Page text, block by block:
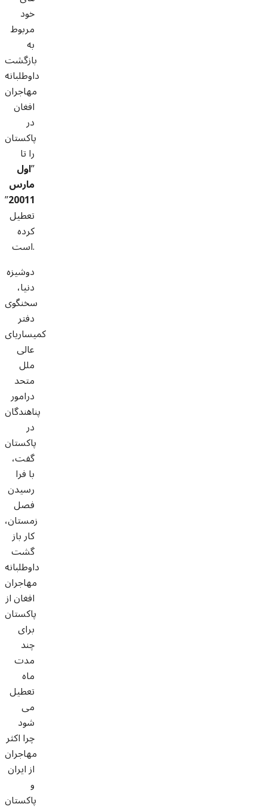
خود
مربوط
به
بازگشت
داوطلبانه
مهاجران
افغان
در
پاکستان
را تا
”اول
مارس
20011
”
تعطیل
کرده
است.
دوشیزه
دنیا،
سخنگوی
دفتر
کمیساریای
عالی
ملل
متحد
درامور
پناهندگان
در
پاکستان
گفت،
با فرا
رسیدن
فصل
زمستان،
کار باز
گشت
داوطلبانه
مهاجران
افغان از
پاکستان
برای
چند
مدت
ماه
تعطیل
می
شود
چرا اکثر
مهاجران
از ایران
و
پاکستان